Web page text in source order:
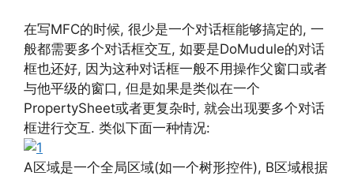
在写MFC的时候, 很少是一个对话框能够搞定的, 一
般都需要多个对话框交互, 如要是DoMudule的对话
框也还好, 因为这种对话框一般不用操作父窗口或者
与他平级的窗口, 但是如果是类似在一个
PropertySheet或者更复杂时, 就会出现要多个对话
框进行交互. 类似下面一种情况:
A区域是一个全局区域(如一个树形控件), B区域根据